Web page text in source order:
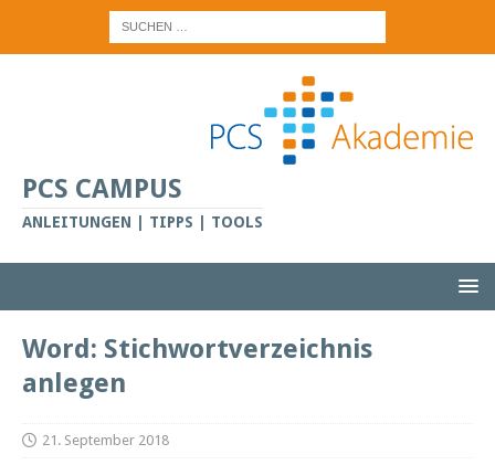
PCS CAMPUS
ANLEITUNGEN | TIPPS | TOOLS
Word: Stichwortverzeichnis
anlegen
21. September 2018